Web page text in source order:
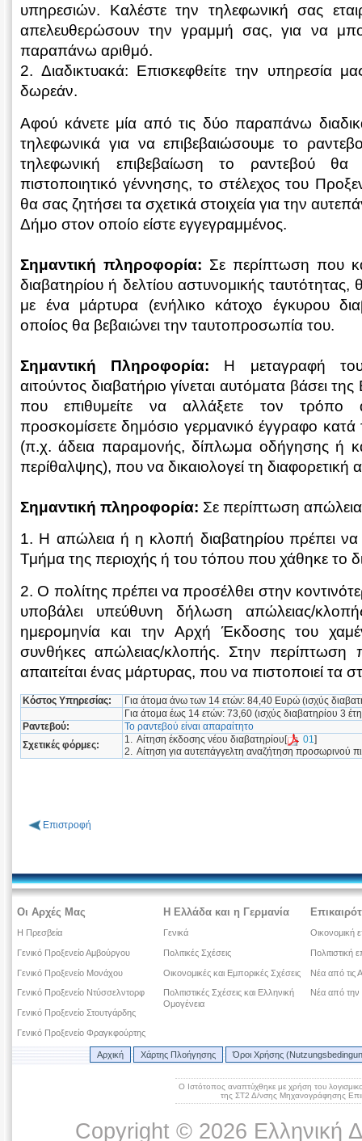
υπηρεσιών. Καλέστε την τηλεφωνική σας
απελευθερώσουν την γραμμή σας, για να
παραπάνω αριθμό.
2. Διαδικτυακά: Επισκεφθείτε την υπηρεσία
δωρεάν.
Αφού κάνετε μία από τις δύο παραπάνω
τηλεφωνικά για να επιβεβαιώσουμε το
τηλεφωνική επιβεβαίωση το ραντεβού θα
πιστοποιητικό γέννησης, το στέλεχος του
θα σας ζητήσει τα σχετικά στοιχεία για την
Δήμο στον οποίο είστε εγγεγραμμένος.
Σημαντική πληροφορία: Σε περίπτωση που
διαβατηρίου ή δελτίου αστυνομικής
με ένα μάρτυρα (ενήλικο κάτοχο έγκυρου
οποίος θα βεβαιώνει την ταυτοπροσωπία του.
Σημαντική Πληροφορία: Η μεταγραφή
αιτούντος διαβατήριο γίνεται αυτόματα βάσει
που επιθυμείτε να αλλάξετε τον τρόπο
προσκομίσετε δημόσιο γερμανικό έγγραφο
(π.χ. άδεια παραμονής, δίπλωμα οδήγησης ή
περίθαλψης), που να δικαιολογεί τη διαφορετική
Σημαντική πληροφορία: Σε περίπτωση
1. Η απώλεια ή η κλοπή διαβατηρίου πρέπει
Τμήμα της περιοχής ή του τόπου που χάθηκε το
2. Ο πολίτης πρέπει να προσέλθει στην
υποβάλει υπεύθυνη δήλωση απώλειας/
ημερομηνία και την Αρχή Έκδοσης του
συνθήκες απώλειας/κλοπής. Στην περίπτωση
απαιτείται ένας μάρτυρας, που να πιστοποιεί τα
Κόστος Υπηρεσίας:
Για άτομα άνω των 14 ετών: 84,40 Ευρώ (ισχύς
Για άτομα έως 14 ετών: 73,60 (ισχύς διαβατηρίου 3
Ραντεβού:
Το ραντεβού είναι απαραίτητο
Σχετικές φόρμες:
1. Αίτηση έκδοσης νέου διαβατηρίου[ 01 ]
2. Αίτηση για αυτεπάγγελτη αναζήτηση προσωρινού
Επιστροφή
Οι Αρχές Μας
Η Πρεσβεία
Γενικό Προξενείο Αμβούργου
Γενικό Προξενείο Μονάχου
Γενικό Προξενείο Ντύσσελντορφ
Γενικό Προξενείο Στουτγάρδης
Γενικό Προξενείο Φραγκφούρτης
Η Ελλάδα και η Γερμανία
Γενικά
Πολιτικές Σχέσεις
Οικονομικές και Εμπορικές Σχέσεις
Πολιτιστικές Σχέσεις και Ελληνική
Ομογένεια
Οικονομική
Πολιτιστική
Νέα από τις
Νέα από την
Αρχική Χάρτης Πλοήγησης Όροι Χρήσης
Ο Ιστότοπος αναπτύχθηκε με χρήση του
της ΣΤ2 Δ/νσης Μηχανογράφησης
Copyright © 2026 Ελληνική